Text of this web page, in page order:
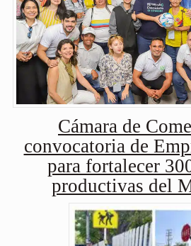
Cámara de
convocatoria de
para fortalecer
productivas del